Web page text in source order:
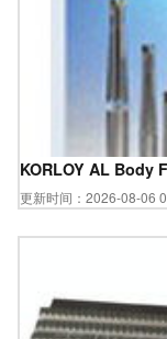
KORLOY AL Body
更新时间：2026-08-06